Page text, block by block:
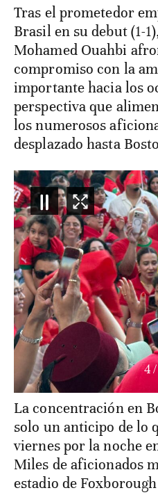
Tras el prometedor
Brasil en su debut (1-
Mohamed Ouahbi
compromiso con la
importante hacia los
perspectiva que
los numerosos
desplazado hasta
4
La concentración en
solo un anticipo de lo
viernes por la noche
Miles de aficionados
estadio de